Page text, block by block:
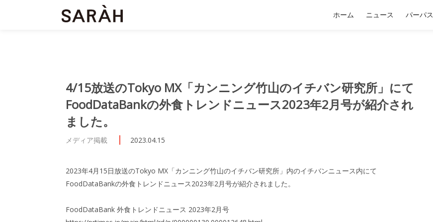
ホーム ニュース パーパス
4/15放送のTokyo MX「カンニング竹山のイチバン研究所」にて
FoodDataBankの外食トレンドニュース2023年2月号が紹介され
ました。
メディア掲載 2023.04.15
2023年4月15日放送のTokyo MX「カンニング竹山のイチバン研究所」内のイチバンニュース内にて
FoodDataBankの外食トレンドニュース2023年2月号が紹介されました。
FoodDataBank 外食トレンドニュース 2023年2月号